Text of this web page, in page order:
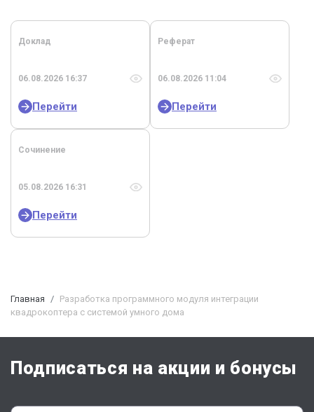
Доклад
06.08.2026 16:37
Перейти
Реферат
06.08.2026 11:04
Перейти
Сочинение
05.08.2026 16:31
Перейти
Главная
Разработка программного модуля интеграции
квадрокоптера с системой умного дома
Подписаться на акции и бонусы